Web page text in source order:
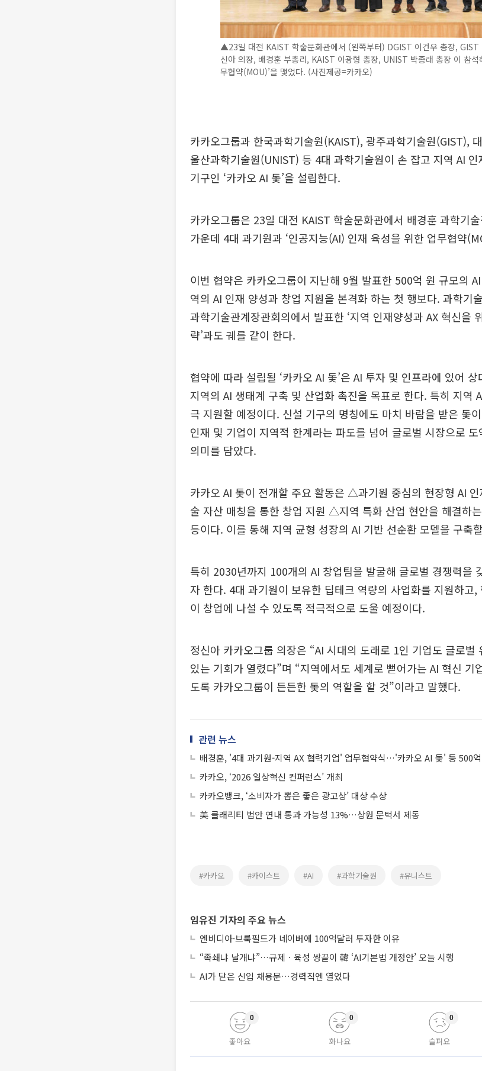
▲23일 대전 KAIST 학술문화관에서 (왼쪽부터) DGIST 이건우 총장, GIST
신아 의장, 배경훈 부총리, KAIST 이광형 총장, UNIST 박종래 총장 이 참석
무협약(MOU)’을 맺었다. (사진제공=카카오)
카카오그룹과 한국과학기술원(KAIST), 광주과학기술원(GIST),
울산과학기술원(UNIST) 등 4대 과학기술원이 손 잡고 지역 AI
기구인 ‘카카오 AI 돛’을 설립한다.
카카오그룹은 23일 대전 KAIST 학술문화관에서 배경훈 과학기
가운데 4대 과기원과 ‘인공지능(AI) 인재 육성을 위한 업무협약
이번 협약은 카카오그룹이 지난해 9월 발표한 500억 원 규모의
역의 AI 인재 양성과 창업 지원을 본격화 하는 첫 행보다. 과학기
과학기술관계장관회의에서 발표한 ‘지역 인재양성과 AX 혁신을
략’과도 궤를 같이 한다.
협약에 따라 설립될 ‘카카오 AI 돛’은 AI 투자 및 인프라에 있어
지역의 AI 생태계 구축 및 산업화 촉진을 목표로 한다. 특히 지역
극 지원할 예정이다. 신설 기구의 명칭에도 마치 바람을 받은 돛
인재 및 기업이 지역적 한계라는 파도를 넘어 글로벌 시장으로
의미를 담았다.
카카오 AI 돛이 전개할 주요 활동은 △과기원 중심의 현장형 AI
술 자산 매칭을 통한 창업 지원 △지역 특화 산업 현안을 해결하
등이다. 이를 통해 지역 균형 성장의 AI 기반 선순환 모델을 구축
특히 2030년까지 100개의 AI 창업팀을 발굴해 글로벌 경쟁력을
자 한다. 4대 과기원이 보유한 딥테크 역량의 사업화를 지원하고,
이 창업에 나설 수 있도록 적극적으로 도울 예정이다.
정신아 카카오그룹 의장은 “AI 시대의 도래로 1인 기업도 글로벌
있는 기회가 열렸다”며 “지역에서도 세계로 뻗어가는 AI 혁신 기
도록 카카오그룹이 든든한 돛의 역할을 할 것”이라고 말했다.
관련 뉴스
배경훈, '4대 과기원-지역 AX 협력기업' 업무협약식…'카카오 AI 돛' 등 500
카카오, ‘2026 일상혁신 컨퍼런스’ 개최
카카오뱅크, ‘소비자가 뽑은 좋은 광고상’ 대상 수상
美 클래리티 법안 연내 통과 가능성 13%…상원 문턱서 제동
#카카오 #카이스트 #AI #과학기술원 #유니스트
임유진 기자의 주요 뉴스
엔비디아·브룩필드가 네이버에 100억달러 투자한 이유
“족쇄냐 날개냐”…규제ㆍ육성 쌍끌이 韓 ‘AI기본법 개정안’ 오늘 시행
AI가 닫은 신입 채용문…경력직엔 열었다
좋아요
0
화나요
0
슬퍼요
0